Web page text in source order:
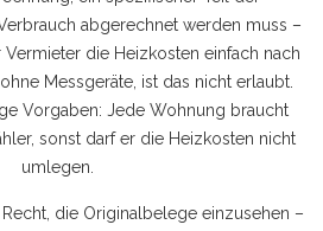
abgerechnet werden muss –
die Heizkosten einfach nach
Messgeräte, ist das nicht erlaubt.
Vorgaben: Jede Wohnung braucht
sonst darf er die Heizkosten nicht
umlegen.
die Originalbelege einzusehen –